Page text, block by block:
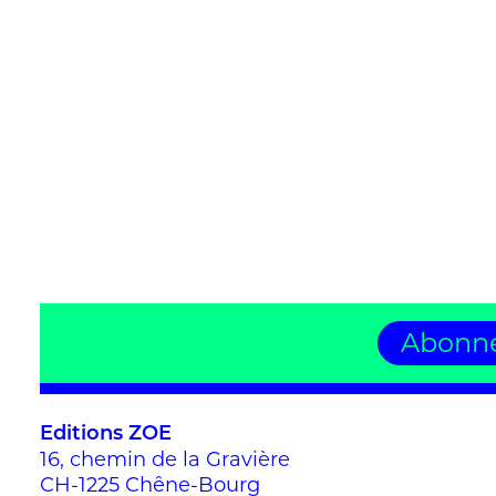
Editions ZOE
16, chemin de la Gravière
CH-1225 Chêne-Bourg